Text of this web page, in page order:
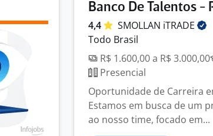
Banco De Talentos -
4,4 SMOLLAN iTRADE
Todo Brasil
R$ 1.600,00 a R$ 3.000,00
Presencial
Oportunidade de Carreira
Estamos em busca de um
ao nosso time, focado em...